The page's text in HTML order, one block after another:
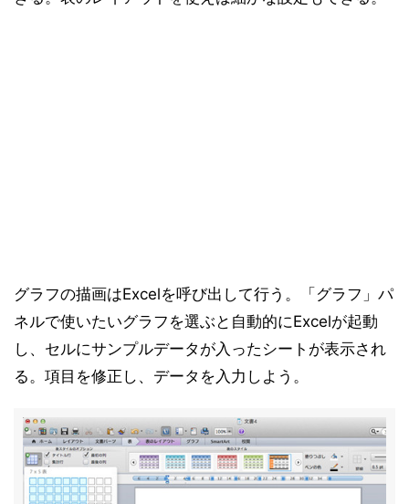
グラフの描画はExcelを呼び出して行う。「グラフ」パ
ネルで使いたいグラフを選ぶと自動的にExcelが起動
し、セルにサンプルデータが入ったシートが表示され
る。項目を修正し、データを入力しよう。